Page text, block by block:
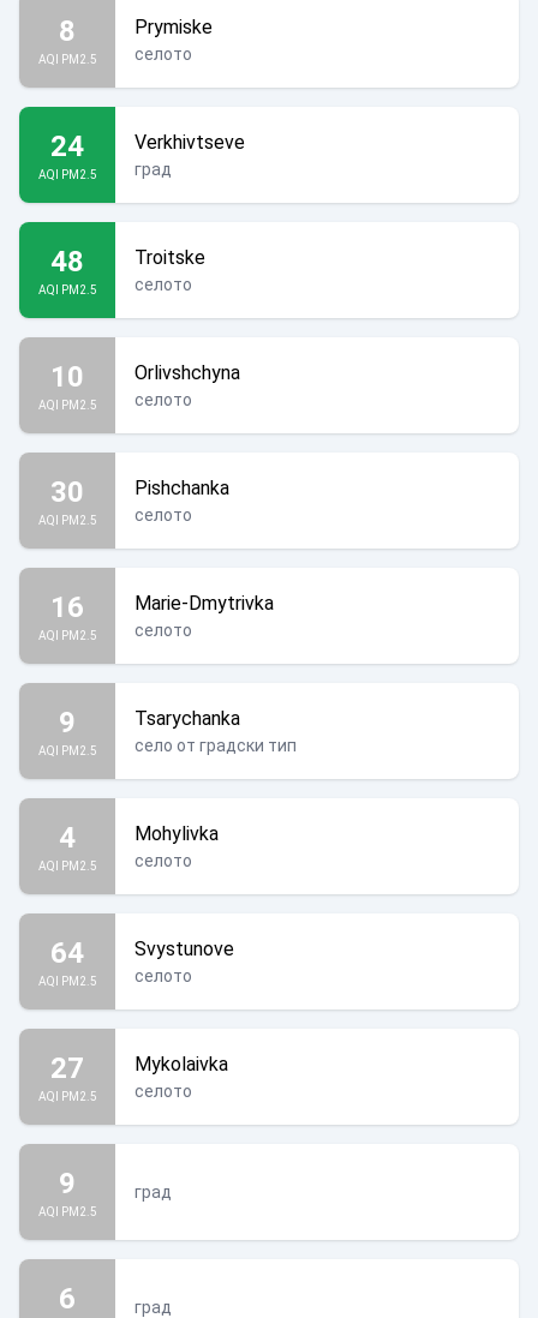
8
AQI PM2.5
Prymiske
селото
24
AQI PM2.5
Verkhivtseve
град
48
AQI PM2.5
Troitske
селото
10
AQI PM2.5
Orlivshchyna
селото
30
AQI PM2.5
Pishchanka
селото
16
AQI PM2.5
Marie-Dmytrivka
селото
9
AQI PM2.5
Tsarychanka
село от градски тип
4
AQI PM2.5
Mohylivka
селото
64
AQI PM2.5
Svystunove
селото
27
AQI PM2.5
Mykolaivka
селото
9
AQI PM2.5
град
6 град